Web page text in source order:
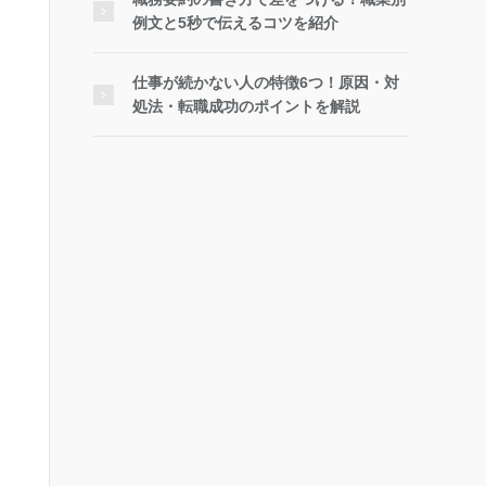
例文と5秒で伝えるコツを紹介
仕事が続かない人の特徴6つ！原因・対
処法・転職成功のポイントを解説